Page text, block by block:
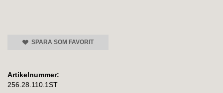
SPARA SOM FAVORIT
Artikelnummer:
256.28.110.1ST